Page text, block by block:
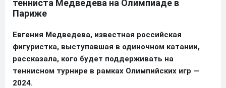
тенниста Медведева на Олимпиаде в
Париже
Евгения Медведева, известная российская
фигуристка, выступавшая в одиночном катании,
рассказала, кого будет поддерживать на
теннисном турнире в рамках Олимпийских игр —
2024.